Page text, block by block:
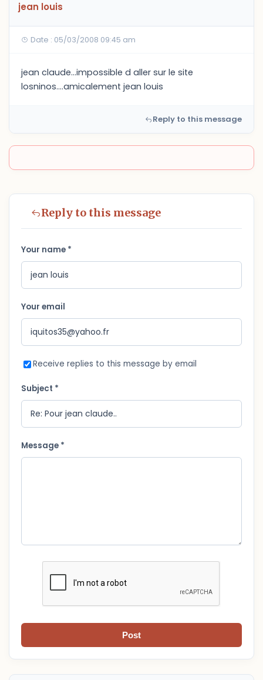
jean louis
Date : 05/03/2008 09:45 am
jean claude...impossible d aller sur le site
losninos....amicalement jean louis
Reply to this message
Reply to this message
Your name *
Your email
Receive replies to this message by email
Subject *
Message *
Post